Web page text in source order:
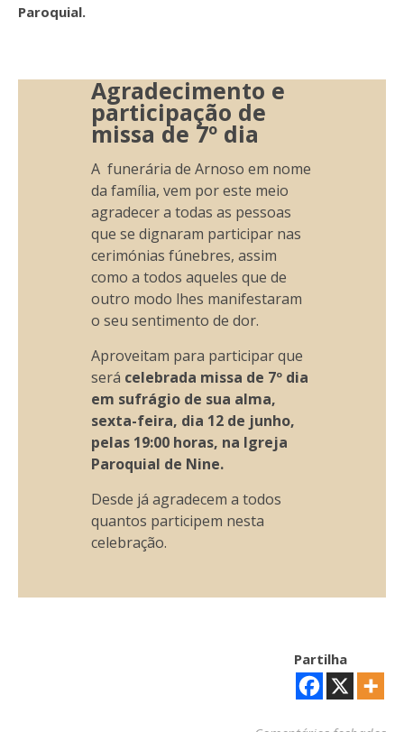
Paroquial.
Agradecimento e
participação de
missa de 7º dia
A funerária de Arnoso em nome
da família, vem por este meio
agradecer a todas as pessoas
que se dignaram participar nas
cerimónias fúnebres, assim
como a todos aqueles que de
outro modo lhes manifestaram
o seu sentimento de dor.
Aproveitam para participar que
será celebrada missa de 7º dia
em sufrágio de sua alma,
sexta-feira, dia 12 de junho,
pelas 19:00 horas, na Igreja
Paroquial de Nine.
Desde já agradecem a todos
quantos participem nesta
celebração.
Partilha